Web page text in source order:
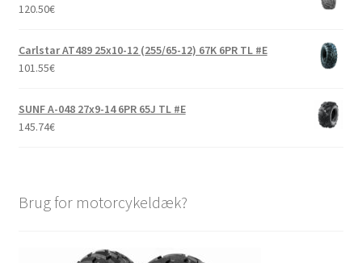
120.50€
Carlstar AT489 25x10-12 (255/65-12) 67K 6PR TL #E
101.55€
SUNF A-048 27x9-14 6PR 65J TL #E
145.74€
Brug for motorcykeldæk?